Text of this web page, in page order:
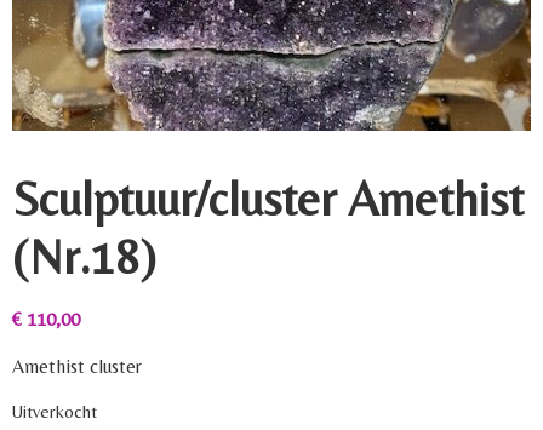
Sculptuur/cluster Amethist
(Nr.18)
€ 110,00
Amethist cluster
Uitverkocht